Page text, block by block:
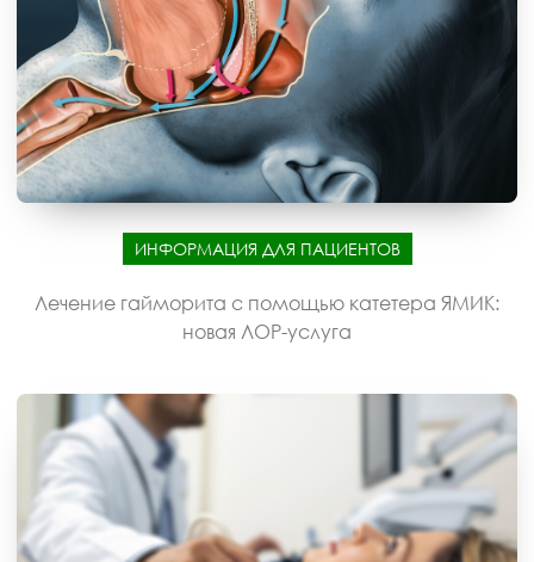
ИНФОРМАЦИЯ ДЛЯ ПАЦИЕНТОВ
Лечение гайморита с помощью катетера ЯМИК:
новая ЛОР-услуга